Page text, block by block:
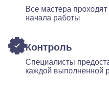
Все мастера
начала работы
Контроль
Специалисты
каждой выполненной